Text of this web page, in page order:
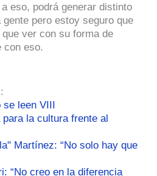
eso, podrá generar distinto
pero estoy seguro que
ver con su forma de
con eso.
se leen VIII
para la cultura frente al
Martínez: “No solo hay que
“No creo en la diferencia